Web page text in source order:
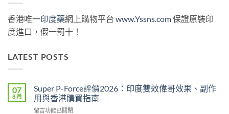
香港唯一印度藥網上購物平台 www.Yssns.com保證原裝印
度進口，假一罰十！
LATEST POSTS
07
8 月
Super P-Force評價2026：印度雙效偉哥效果、副作
用與香港購買指南
在
留言功能已關閉